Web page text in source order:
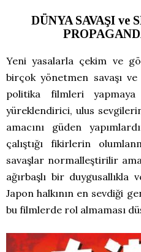
DÜNYA SAVAŞI ve
Yeni yasalarla çekim ve
birçok yönetmen savaşı
politika filmleri
yüreklendirici, ulus
amacını güden
çalıştığı fikirlerin
savaşlar normalleştirilir ama
ağırbaşlı bir duygusallıkla
Japon halkının en sevdiği
bu filmlerde rol almaması